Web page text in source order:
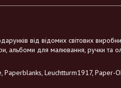
від відомих світових
альбоми для малювання, ручки та
Leuchtturm1917, Paper-